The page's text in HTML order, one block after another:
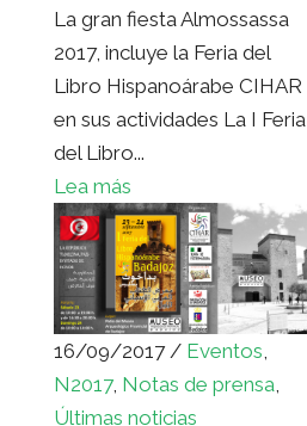
La gran fiesta Almossassa
2017, incluye la Feria del
Libro Hispanoárabe CIHAR
en sus actividades La I Feria
del Libro...
Lea más
16/09/2017 / Eventos,
N2017, Notas de prensa,
Últimas noticias